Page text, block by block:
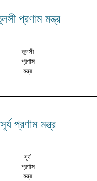
প্রণাম মন্ত্র
তুলসী
প্রণাম
মন্ত্র
সূর্য প্রণাম মন্ত্র
সূর্য
প্রণাম
মন্ত্র